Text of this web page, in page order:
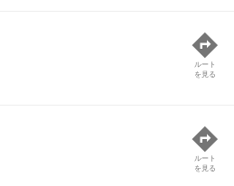
ルート
を見る
ルート
を見る